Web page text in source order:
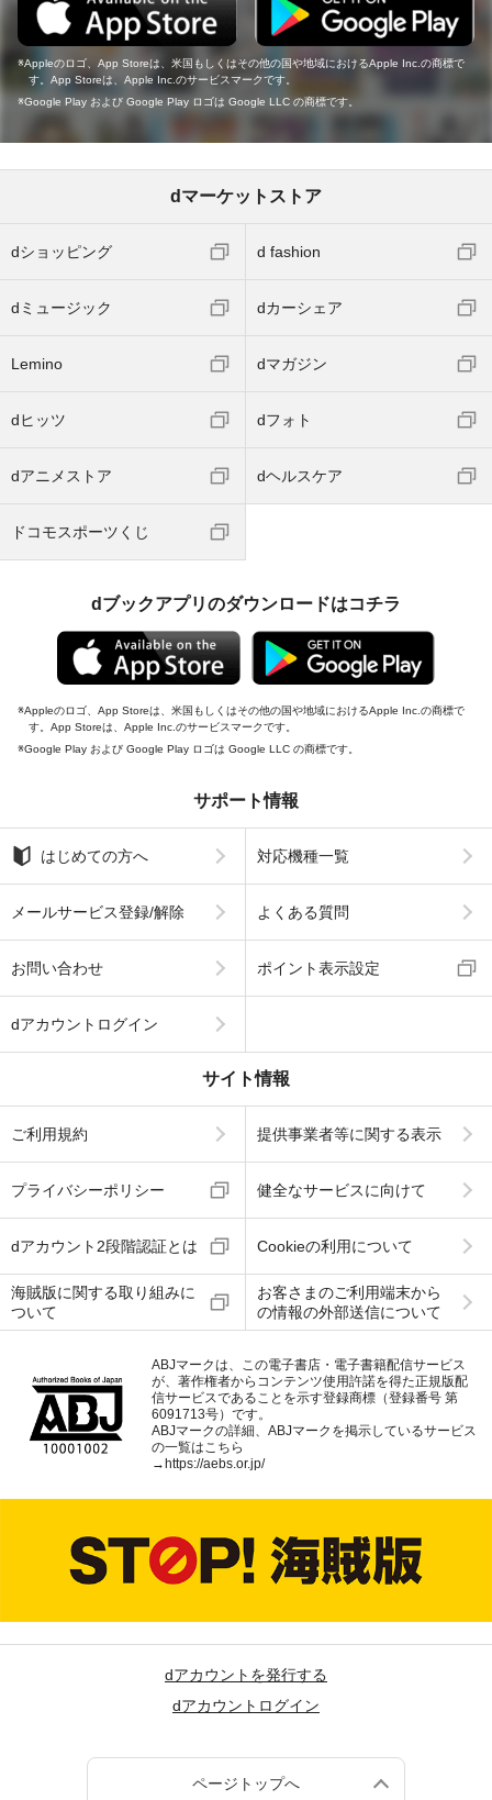
Appleのロゴ、App Storeは、米国もしくはその他の国や地域におけるApple Inc.の商標で
す。App Storeは、Apple Inc.のサービスマークです。
Google Play および Google Play ロゴは Google LLC の商標です。
dマーケットストア
dショッピング d fashion
dミュージック dカーシェア
Lemino dマガジン
dヒッツ dフォト
dアニメストア dヘルスケア
ドコモスポーツくじ
dブックアプリのダウンロードはコチラ
Appleのロゴ、App Storeは、米国もしくはその他の国や地域におけるApple Inc.の商標で
す。App Storeは、Apple Inc.のサービスマークです。
Google Play および Google Play ロゴは Google LLC の商標です。
サポート情報
はじめての方へ 対応機種一覧
メールサービス登録/解除 よくある質問
お問い合わせ ポイント表示設定
dアカウントログイン
サイト情報
ご利用規約 提供事業者等に関する表示
プライバシーポリシー 健全なサービスに向けて
dアカウント2段階認証とは Cookieの利用について
海賊版に関する取り組みに
ついて
お客さまのご利用端末から
の情報の外部送信について
ABJマークは、この電子書店・電子書籍配信サービス
が、著作権者からコンテンツ使用許諾を得た正規版配
信サービスであることを示す登録商標（登録番号 第
6091713号）です。
ABJマークの詳細、ABJマークを掲示しているサービス
の一覧はこちら
→ https://aebs.or.jp/
dアカウントを発行する
dアカウントログイン
ページトップへ